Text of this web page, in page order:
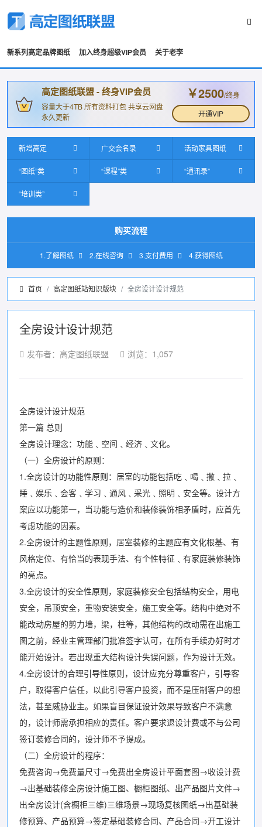
新系列高定品牌图纸 加入终身超级VIP会员 关于老李
高定图纸联盟 - 终身VIP会员
容量大于4TB 所有资料打包 共享云网盘
永久更新
￥2500/终身
开通VIP
新增高定 广交会名录 活动家具图纸
“图纸”类 “课程”类 “通讯录”
“培训类”
购买流程
1.了解图纸 2.在线咨询 3.支付费用 4.获得图纸
首页 高定图纸站知识版块 全房设计设计规范
全房设计设计规范
发布者：高定图纸联盟 浏览：1,057
全房设计设计规范
第一篇 总则
全房设计理念：功能﹑空间﹑经济﹑文化。
（一）全房设计的原则：
1.全房设计的功能性原则：居室的功能包括吃﹑喝﹑撒﹑拉﹑
睡﹑娱乐﹑会客﹑学习﹑通风﹑采光﹑照明﹑安全等。设计方
案应以功能第一，当功能与造价和装修装饰相矛盾时，应首先
考虑功能的因素。
2.全房设计的主题性原则，居室装修的主题应有文化根基、有
风格定位、有恰当的表现手法、有个性特征﹑有家庭装修装饰
的亮点。
3.全房设计的安全性原则，家庭装修安全包括结构安全，用电
安全，吊顶安全，重物安装安全，施工安全等。结构中绝对不
能改动房屋的剪力墙，梁，柱等，其他结构的改动需在出施工
图之前，经业主管理部门批准签字认可，在所有手续办好时才
能开始设计。若出现重大结构设计失误问题，作为设计无效。
4.全房设计的合理引导性原则，设计应充分尊重客户，引导客
户，取得客户信任，以此引导客户投资，而不是压制客户的想
法，甚至威胁业主。如果盲目保证设计效果导致客户不满意
的，设计师需承担相应的责任。客户要求退设计费或不与公司
签订装修合同的，设计师不予提成。
（二）全房设计的程序：
免费咨询→免费量尺寸→免费出全房设计平面套图→收设计费
→出基础装修全房设计施工图、橱柜图纸、出产品图片文件→
出全房设计(含橱柜三维)三维场景→现场复核图纸→出基础装
修预算、产品预算→签定基础装修合同、产品合同→开工设计